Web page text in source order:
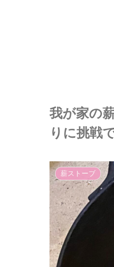
我が家の
りに挑戦
薪ストーブ